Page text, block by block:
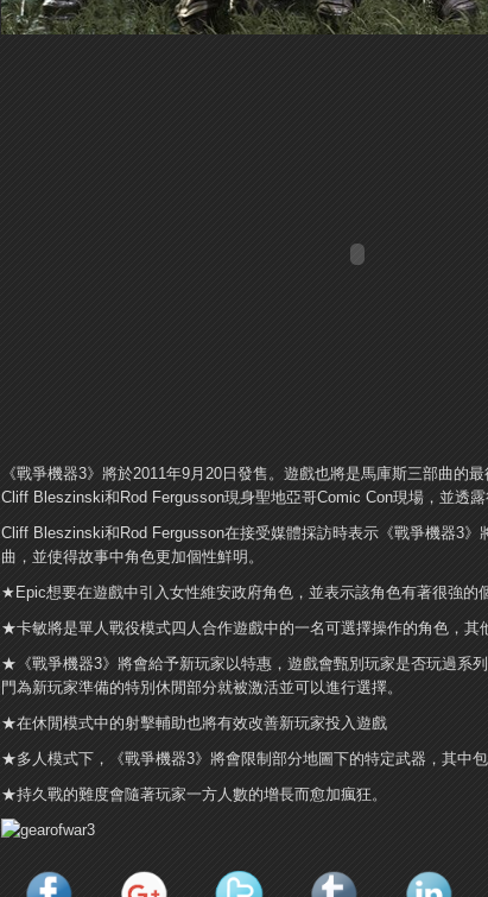
《戰爭機器3》將於2011年9月20日發售。遊戲也將是馬庫斯三部曲的
Cliff Bleszinski和Rod Fergusson現身聖地亞哥Comic Con現場，並透露
Cliff Bleszinski和Rod Fergusson在接受媒體採訪時表示《戰爭機器3》
曲，並使得故事中角色更加個性鮮明。
★Epic想要在遊戲中引入女性維安政府角色，並表示該角色有著很強的
★卡敏將是單人戰役模式四人合作遊戲中的一名可選擇操作的角色，其
★《戰爭機器3》將會給予新玩家以特惠，遊戲會甄別玩家是否玩過系
門為新玩家準備的特別休閒部分就被激活並可以進行選擇。
★在休閒模式中的射擊輔助也將有效改善新玩家投入遊戲
★多人模式下，《戰爭機器3》將會限制部分地圖下的特定武器，其中包
★持久戰的難度會隨著玩家一方人數的增長而愈加瘋狂。